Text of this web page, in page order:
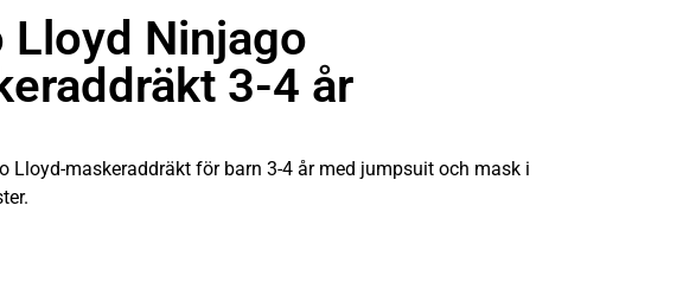
Lloyd Ninjago
3-4 år
Lloyd-maskeraddräkt för barn 3-4 år med jumpsuit och mask i